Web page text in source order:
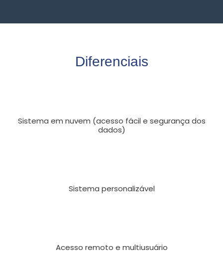
Diferenciais
Sistema em nuvem (acesso fácil e segurança dos
dados)
Sistema personalizável
Acesso remoto e multiusuário